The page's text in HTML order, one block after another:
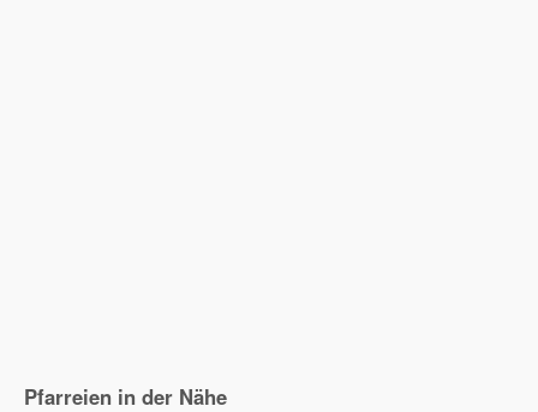
Pfarreien in der Nähe